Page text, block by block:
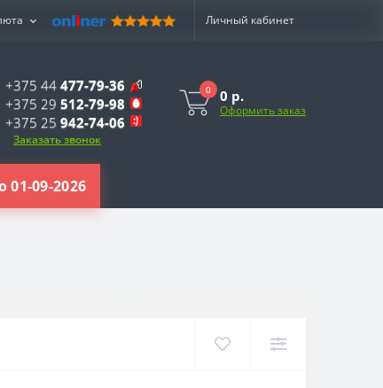
Личный кабинет
+375 44 477-79-36
+375 29 512-79-98
+375 25 942-74-06
Заказать звонок
0 0 р.
Оформить заказ
01-09-2026